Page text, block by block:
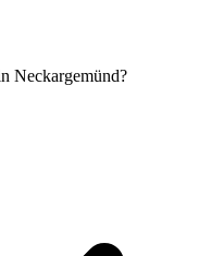
Neckargemünd?